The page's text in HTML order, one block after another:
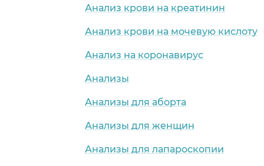
Анализ крови на креатинин
Анализ крови на мочевую кислоту
Анализ на коронавирус
Анализы
Анализы для аборта
Анализы для женщин
Анализы для лапароскопии